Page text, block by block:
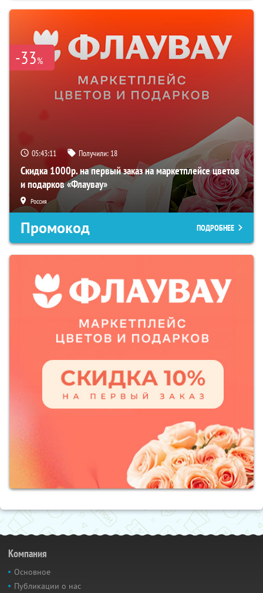
-33%
05:43:10 Получили: 18
Скидка 1000р. на первый заказ на маркетплейсе цветов
и подарков «Флаувау»
Россия
Промокод ПОДРОБНЕЕ
Компания
Основное
Публикации о нас